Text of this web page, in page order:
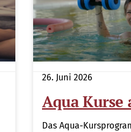
Aqua Kurse
Das Aqua-
26. Juni 2026